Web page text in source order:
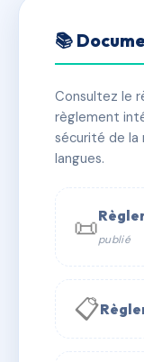
SDC 4
📍 4 r francois
✓ Immatriculée
📞 Contacter
✉ Email
📚
Consultez le
règlement
sécurité de la
langues.
📜publié
📋